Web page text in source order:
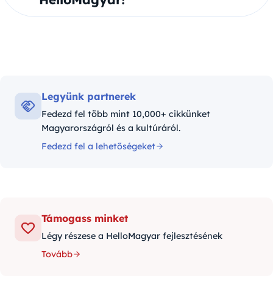
Legyünk partnerek
Fedezd fel több mint 10,000+ cikkünket
Magyarországról és a kultúráról.
Fedezd fel a lehetőségeket
Támogass minket
Légy részese a HelloMagyar fejlesztésének
Tovább